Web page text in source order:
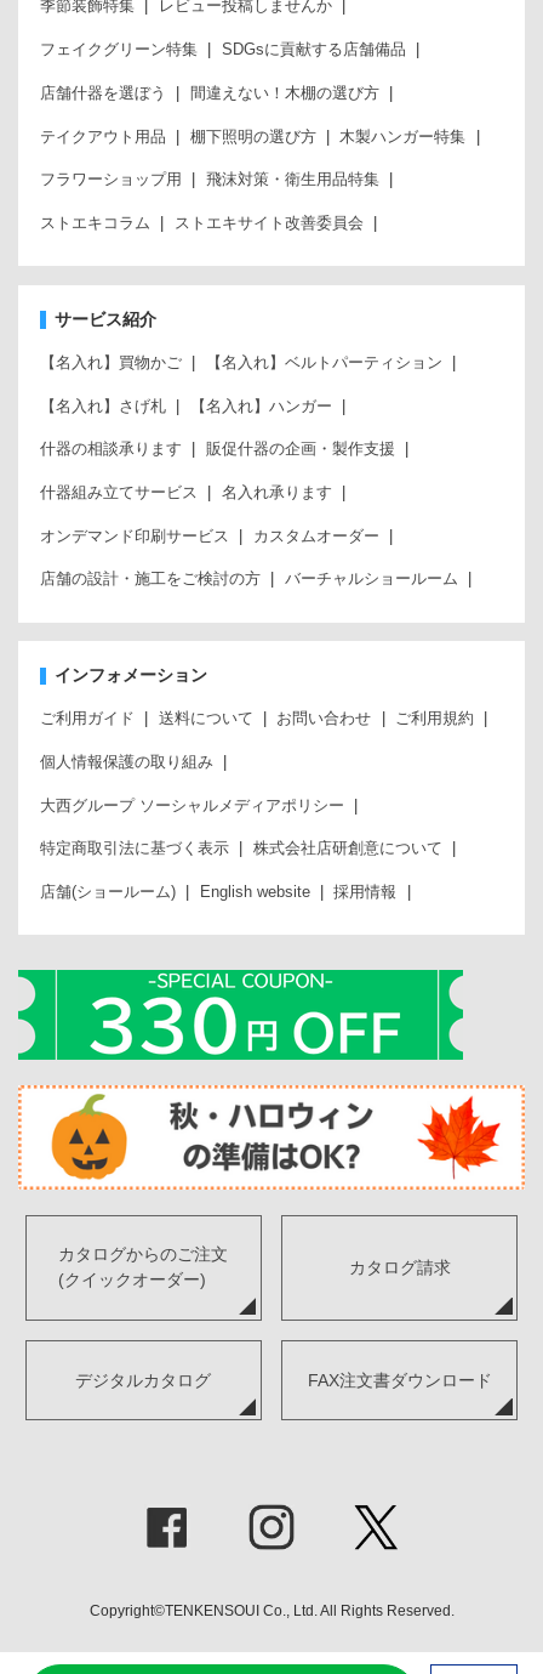
季節装飾特集 レビュー投稿しませんか
フェイクグリーン特集 SDGsに貢献する店舗備品
店舗什器を選ぼう 間違えない！木棚の選び方
テイクアウト用品 棚下照明の選び方 木製ハンガー特集
フラワーショップ用 飛沫対策・衛生用品特集
ストエキコラム ストエキサイト改善委員会
サービス紹介
【名入れ】買物かご 【名入れ】ベルトパーティション
【名入れ】さげ札 【名入れ】ハンガー
什器の相談承ります 販促什器の企画・製作支援
什器組み立てサービス 名入れ承ります
オンデマンド印刷サービス カスタムオーダー
店舗の設計・施工をご検討の方 バーチャルショールーム
インフォメーション
ご利用ガイド 送料について お問い合わせ ご利用規約
個人情報保護の取り組み
大西グループ ソーシャルメディアポリシー
特定商取引法に基づく表示 株式会社店研創意について
店舗(ショールーム) English website 採用情報
カタログからのご注文
(クイックオーダー)
カタログ請求
デジタルカタログ FAX注文書ダウンロード
Copyright©TENKENSOUI Co., Ltd. All Rights Reserved.